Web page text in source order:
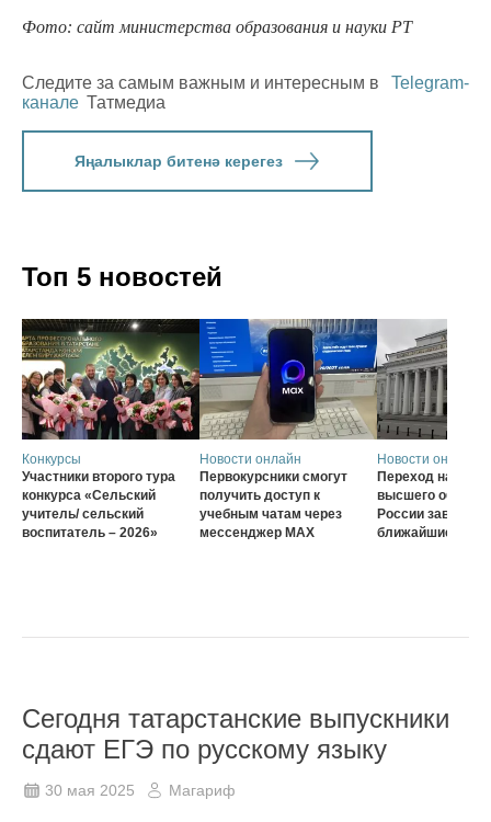
Фото: сайт министерства образования и науки РТ
Следите за самым важным и интересным в
Telegram-
канале Татмедиа
Яңалыклар битенә керегез
Топ 5 новостей
Конкурсы
Участники второго тура
конкурса «Сельский
учитель/ сельский
воспитатель – 2026»
Новости онлайн
Первокурсники смогут
получить доступ к
учебным чатам через
мессенджер MAX
Новости онлайн
Переход на
высшего
России
ближайшие три
Сегодня татарстанские выпускники
сдают ЕГЭ по русскому языку
30 мая 2025 Магариф